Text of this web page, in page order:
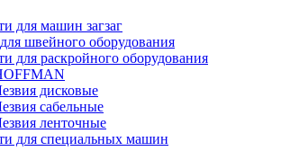
для машин загзаг
швейного оборудования
для раскройного оборудования
дисковые
сабельные
ленточные
для специальных машин